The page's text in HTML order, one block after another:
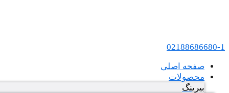
02188686680-1
صفحه اصلی
محصولات
بیرینگ